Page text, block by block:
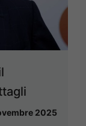
2025